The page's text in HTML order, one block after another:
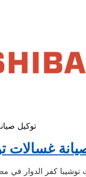
توكيل
غسالات
كفر الدوار